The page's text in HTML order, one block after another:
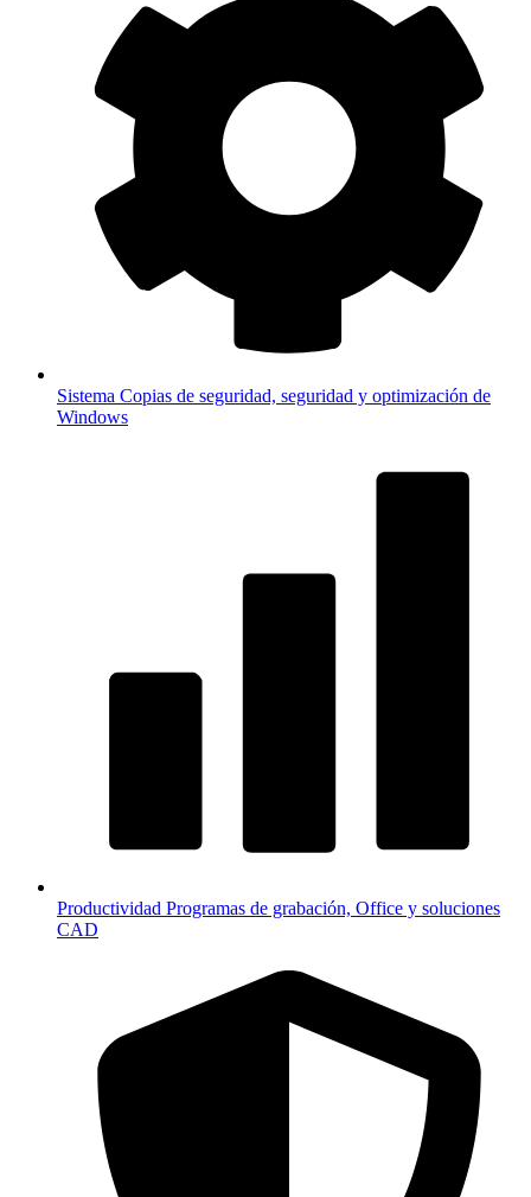
Sistema Copias de seguridad, seguridad y optimización de
Windows
Productividad Programas de grabación, Office y soluciones
CAD